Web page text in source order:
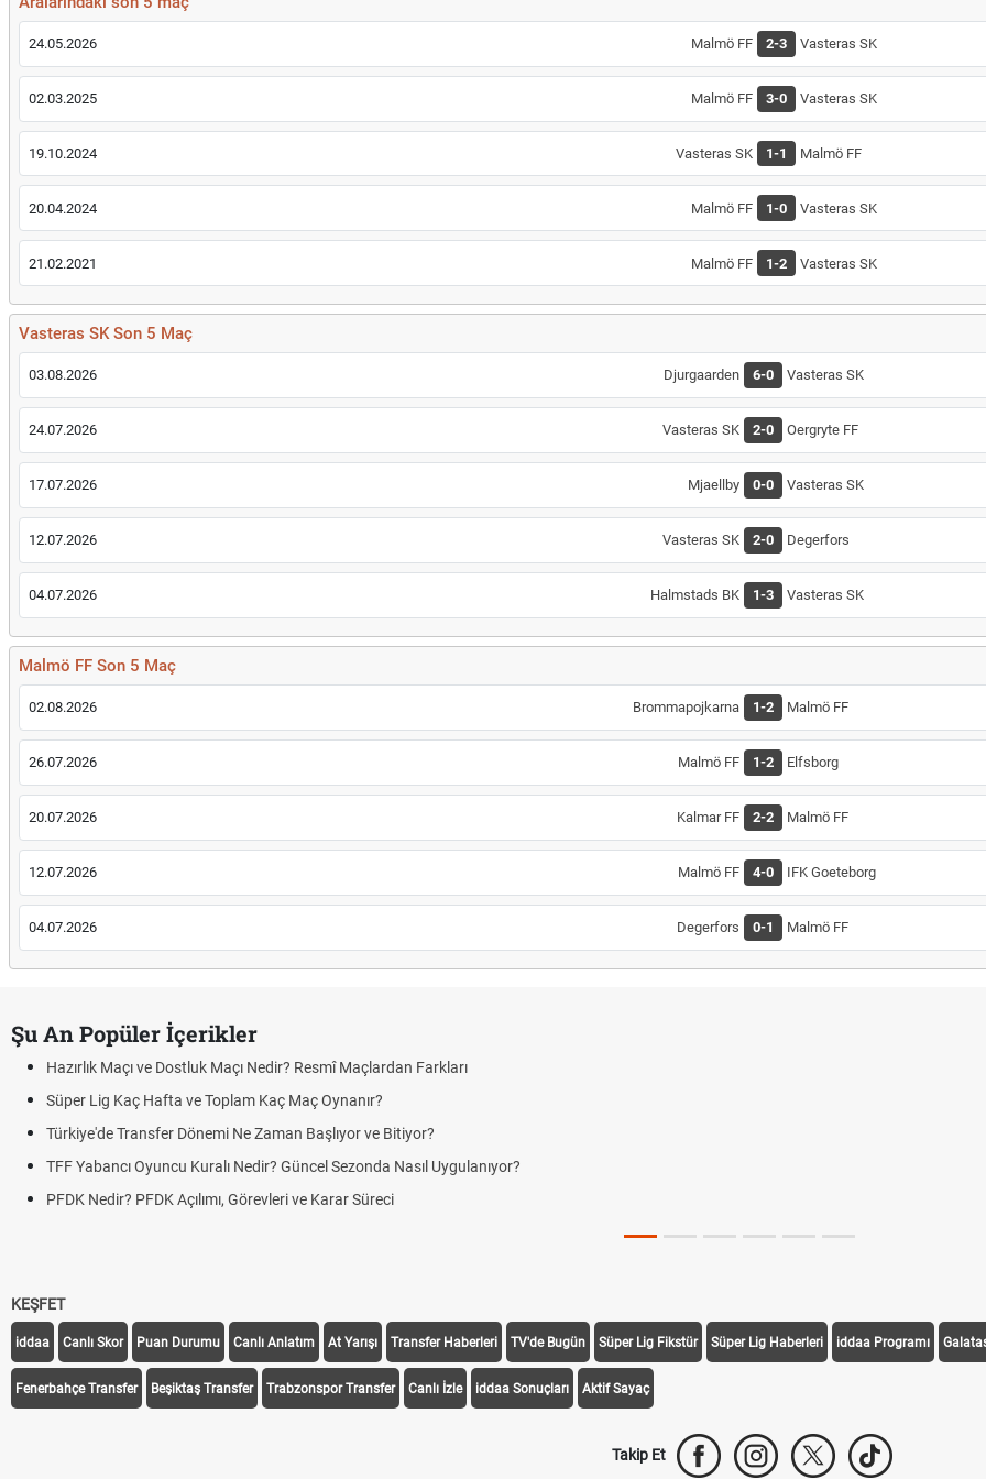
24.05.2026 Malmö FF 2-3 Vasteras SK
02.03.2025 Malmö FF 3-0 Vasteras SK
19.10.2024 Vasteras SK 1-1 Malmö FF
20.04.2024 Malmö FF 1-0 Vasteras SK
21.02.2021 Malmö FF 1-2 Vasteras SK
Vasteras SK Son 5 Maç
03.08.2026 Djurgaarden 6-0 Vasteras SK
24.07.2026 Vasteras SK 2-0 Oergryte FF
17.07.2026 Mjaellby 0-0 Vasteras SK
12.07.2026 Vasteras SK 2-0 Degerfors
04.07.2026 Halmstads BK 1-3 Vasteras SK
Malmö FF Son 5 Maç
02.08.2026 Brommapojkarna 1-2 Malmö FF
26.07.2026 Malmö FF 1-2 Elfsborg
20.07.2026 Kalmar FF 2-2 Malmö FF
12.07.2026 Malmö FF 4-0 IFK Goeteborg
04.07.2026 Degerfors 0-1 Malmö FF
Şu An Popüler İçerikler
Resmî Maçlardan Farkları
Oynanır?
Başlıyor ve Bitiyor?
Sezonda Nasıl Uygulanıyor?
ve Karar Süreci
KEŞFET
iddaa Canlı Skor Puan Durumu Canlı Anlatım At Yarışı Transfer Haberleri TV'de Bugün Süper Lig Fikstür Süper Lig Haberleri iddaa Programı
Fenerbahçe Transfer Beşiktaş Transfer Trabzonspor Transfer Canlı İzle iddaa Sonuçları Aktif Sayaç
Takip Et